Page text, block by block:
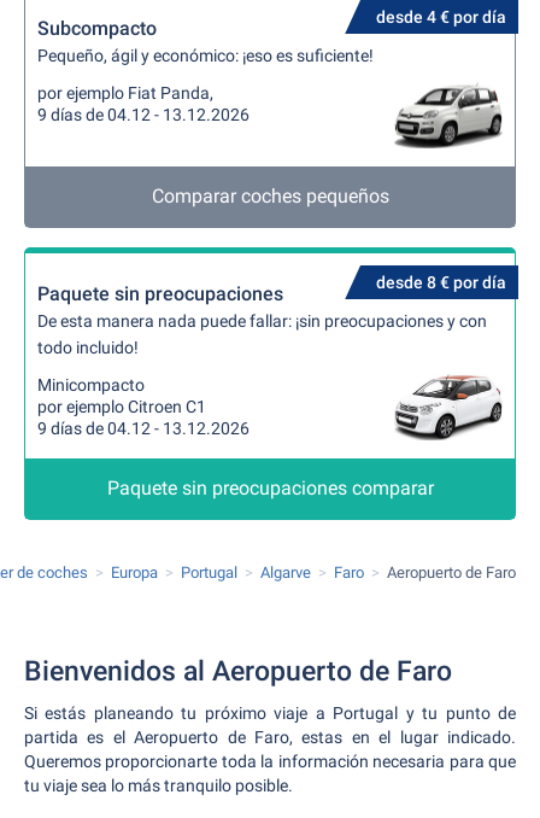
desde 4 € por día
Subcompacto
Pequeño, ágil y económico: ¡eso es suficiente!
por ejemplo Fiat Panda,
9 días de 04.12 - 13.12.2026
Comparar coches pequeños
desde 8 € por día
Paquete sin preocupaciones
De esta manera nada puede fallar: ¡sin preocupaciones y con
todo incluido!
Minicompacto
por ejemplo Citroen C1
9 días de 04.12 - 13.12.2026
Paquete sin preocupaciones comparar
de coches Europa Portugal Algarve Faro Aeropuerto de Faro
Bienvenidos al Aeropuerto de Faro
Si estás planeando tu próximo viaje a Portugal y tu punto de
partida es el Aeropuerto de Faro, estas en el lugar indicado.
Queremos proporcionarte toda la información necesaria para que
tu viaje sea lo más tranquilo posible.